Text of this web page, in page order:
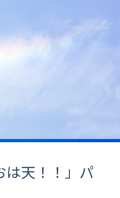
は天！！」パ